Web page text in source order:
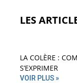
LES
LA COLÈRE :
S’EXPRIMER
VOIR PLUS »